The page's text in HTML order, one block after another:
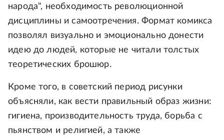
народа", необходимость революционной
дисциплины и самоотречения. Формат комикса
позволял визуально и эмоционально донести
идею до людей, которые не читали толстых
теоретических брошюр.
Кроме того, в советский период рисунки
объясняли, как вести правильный образ жизни:
гигиена, производительность труда, борьба с
пьянством и религией, а также